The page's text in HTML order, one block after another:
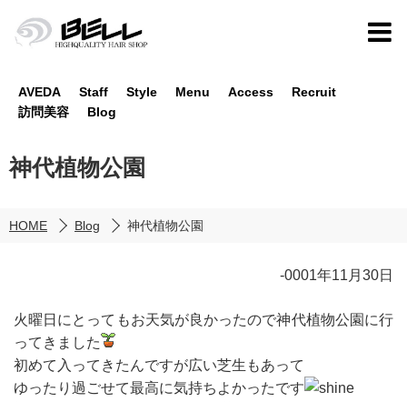
AVEDA Staff Style Menu Access
Recruit
訪問美容
Blog
神代植物公園
HOME Blog 神代植物公園
-0001年11月30日
火曜日にとってもお天気が良かったので神代植物公園に行
ってきました
初めて入ってきたんですが広い芝生もあって
ゆったり過ごせて最高に気持ちよかったです